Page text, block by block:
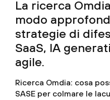
La ricerca
modo
strategie di
SaaS, IA
agile.
Ricerca Omdia: cosa
SASE per colmare le